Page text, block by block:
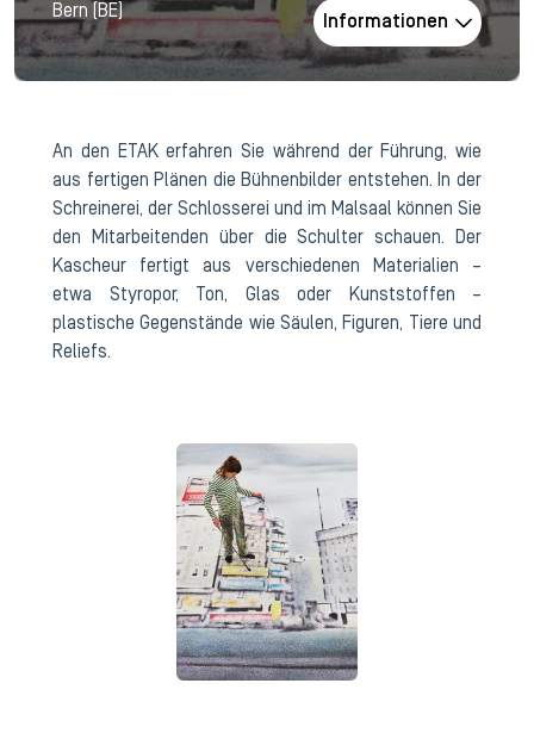
Bern (BE)
Informationen
An den ETAK erfahren Sie während der Führung, wie
aus fertigen Plänen die Bühnenbilder entstehen. In der
Schreinerei, der Schlosserei und im Malsaal können Sie
den Mitarbeitenden über die Schulter schauen. Der
Kascheur fertigt aus verschiedenen Materialien –
etwa Styropor, Ton, Glas oder Kunststoffen –
plastische Gegenstände wie Säulen, Figuren, Tiere und
Reliefs.